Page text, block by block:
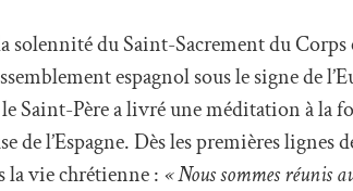
du Saint-Sacrement du Corps
espagnol sous le signe de
le Saint-Père a livré une méditation à la
de l’Espagne. Dès les premières lignes
la vie chrétienne : « Nous sommes réunis